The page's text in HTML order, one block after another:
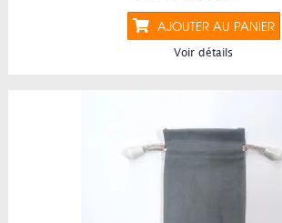
AJOUTER AU PANIER
Voir détails